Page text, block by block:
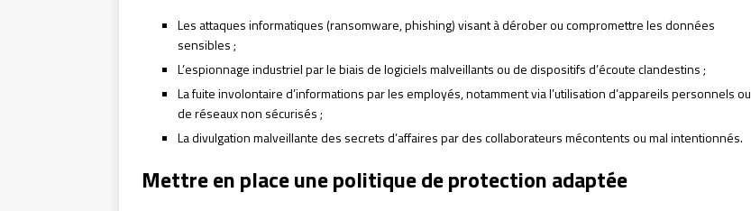
Les attaques informatiques (ransomware, phishing) visant à dérober ou compromettre les données
sensibles ;
L’espionnage industriel par le biais de logiciels malveillants ou de dispositifs d’écoute clandestins ;
La fuite involontaire d’informations par les employés, notamment via l’utilisation d’appareils personnels ou
de réseaux non sécurisés ;
La divulgation malveillante des secrets d’affaires par des collaborateurs mécontents ou mal intentionnés.
Mettre en place une politique de protection adaptée